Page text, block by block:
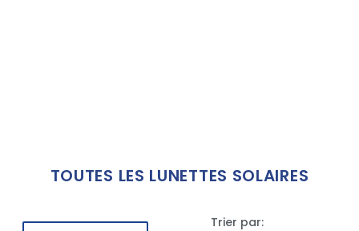
TOUTES LES LUNETTES SOLAIRES
Trier par: